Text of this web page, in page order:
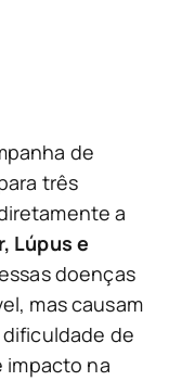
de
três
a
Lúpus e
doenças
mas causam
de
impacto na